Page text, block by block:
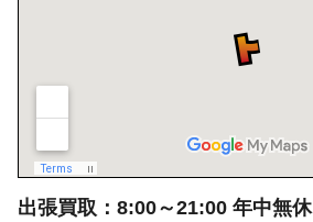
出張買取：8:00～21:00 年中無休